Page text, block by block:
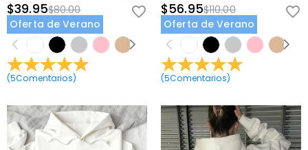
$39.95$80.00
Oferta de Verano
(5Comentarios)
$56.95$110.00
Oferta de Verano
(5Comentarios)